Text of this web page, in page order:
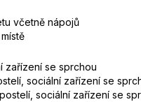
včetně nápojů
zařízení se sprchou
sociální zařízení se
sociální zařízení se